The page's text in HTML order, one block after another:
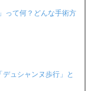
って何？どんな手術方
デュシャンヌ歩行」と